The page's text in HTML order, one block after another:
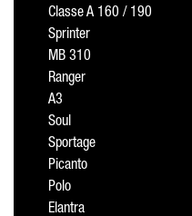
Classe A 160 / 190
Sprinter
MB 310
Ranger
A3
Soul
Sportage
Picanto
Polo
Elantra